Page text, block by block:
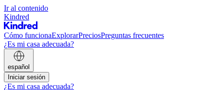
Ir al contenido
Kindred
Cómo funcionaExplorarPreciosPreguntas frecuentes
¿Es mi casa adecuada?
español
Iniciar sesión
¿Es mi casa adecuada?